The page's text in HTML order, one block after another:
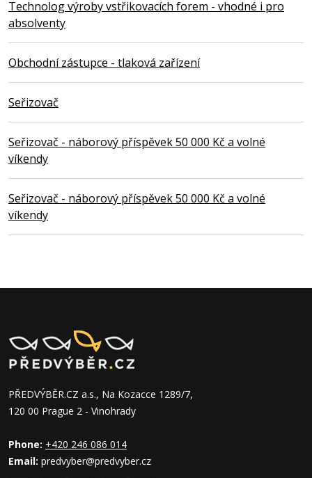
Technolog výroby vstřikovacích forem - vhodné i pro
absolventy
Obchodní zástupce - tlaková zařízení
Seřizovač
Seřizovač - náborový příspěvek 50 000 Kč a volné
víkendy
Seřizovač - náborový příspěvek 50 000 Kč a volné
víkendy
PŘEDVÝBĚR.CZ a.s., Na Kozacce 1289/7,
120 00 Prague 2 - Vinohrady
Phone: +420 246 086 014
Email: predvyber@predvyber.cz